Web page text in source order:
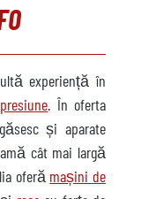
experiență în
. În oferta
și aparate
cât mai largă
oferă mașini de